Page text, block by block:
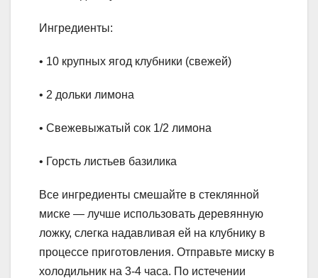
Ингредиенты:
• 10 крупных ягод клубники (свежей)
• 2 дольки лимона
• Свежевыжатый сок 1/2 лимона
• Горсть листьев базилика
Все ингредиенты смешайте в стеклянной
миске — лучше использовать деревянную
ложку, слегка надавливая ей на клубнику в
процессе приготовления. Отправьте миску в
холодильник на 3-4 часа. По истечении